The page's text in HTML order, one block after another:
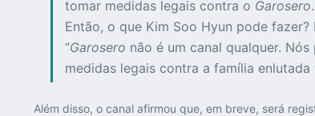
tomar medidas legais contra o Garosero
Então, o que Kim Soo Hyun pode fazer?
“Garosero não é um canal qualquer.
medidas legais contra a família enlutada
Além disso, o canal afirmou que, em breve, será